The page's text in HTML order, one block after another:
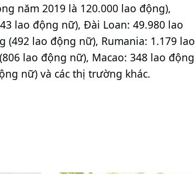
năm 2019 là 120.000 lao động),
lao động nữ), Đài Loan: 49.980 lao
(492 lao động nữ), Rumania: 1.179 lao
lao động nữ), Macao: 348 lao động
nữ) và các thị trường khác.